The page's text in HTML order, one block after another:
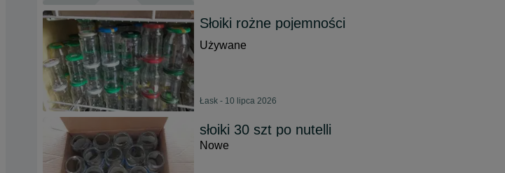
Słoiki rożne pojemności
Używane
Łask - 10 lipca 2026
słoiki 30 szt po nutelli
Nowe